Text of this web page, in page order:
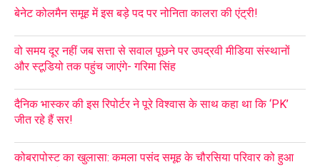
बेनेट कोलमैन समूह में इस बड़े पद पर नोनिता कालरा की एंट्री!
वो समय दूर नहीं जब सत्ता से सवाल पूछने पर उपद्रवी मीडिया संस्थानों
और स्टूडियो तक पहुंच जाएंगे- गरिमा सिंह
दैनिक भास्कर की इस रिपोर्टर ने पूरे विश्वास के साथ कहा था कि ‘PK’
जीत रहे हैं सर!
कोबरापोस्ट का खुलासा: कमला पसंद समूह के चौरसिया परिवार को हुआ